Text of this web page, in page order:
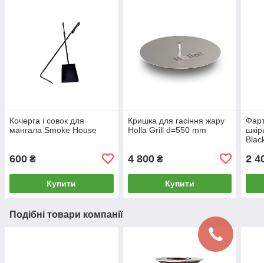
Кочерга і совок для
мангала Smoke House
600 ₴
Купити
Кришка для гасіння жару
Holla Grill d=550 mm
4 800₴
Купити
2
Подібні товари компанії